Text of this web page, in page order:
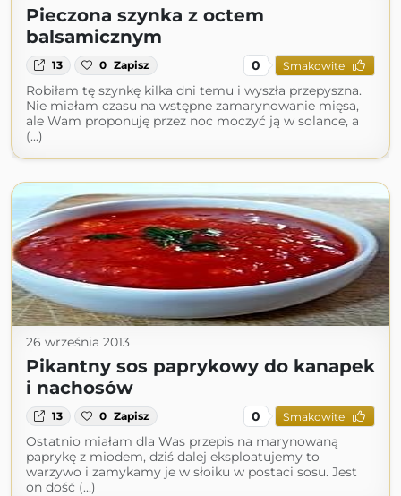
Pieczona szynka z octem
balsamicznym
13 0 Zapisz 0 Smakowite
Robiłam tę szynkę kilka dni temu i wyszła przepyszna.
Nie miałam czasu na wstępne zamarynowanie mięsa,
ale Wam proponuję przez noc moczyć ją w solance, a
(...)
26 września 2013
Pikantny sos paprykowy do kanapek
i nachosów
13 0 Zapisz 0 Smakowite
Ostatnio miałam dla Was przepis na marynowaną
paprykę z miodem, dziś dalej eksploatujemy to
warzywo i zamykamy je w słoiku w postaci sosu. Jest
on dość (...)